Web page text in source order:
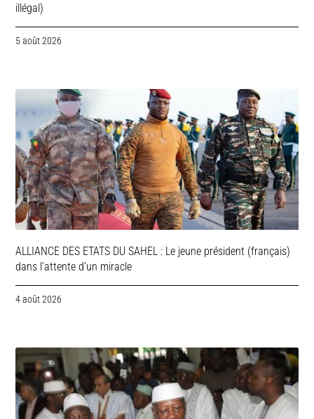
illégal)
5 août 2026
ALLIANCE DES ETATS DU SAHEL : Le jeune président (français)
dans l’attente d’un miracle
4 août 2026